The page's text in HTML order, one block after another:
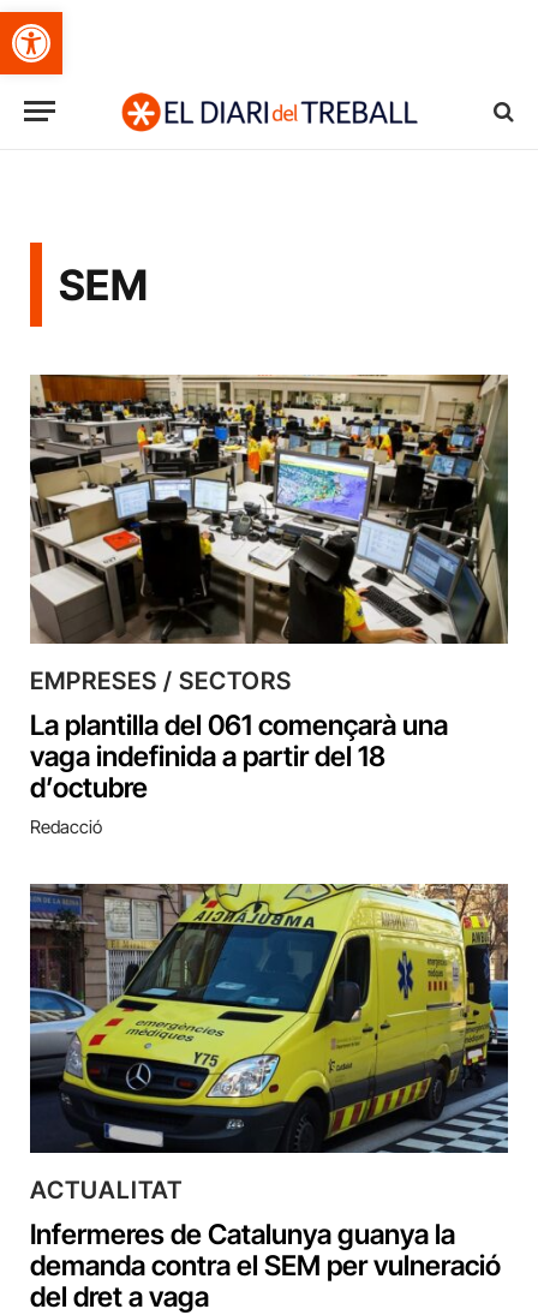
Obre la barra d'eines
SEM
EMPRESES / SECTORS
La plantilla del 061 començarà una
vaga indefinida a partir del 18
d’octubre
Redacció
ACTUALITAT
Infermeres de Catalunya guanya la
demanda contra el SEM per vulneració
del dret a vaga